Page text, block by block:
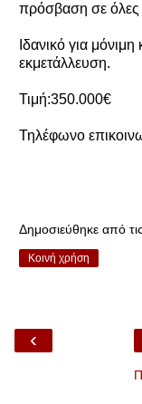
πρόσβαση σε όλες
Ιδανικό για
εκμετάλλευση.
Τιμή:350.000€
Τηλέφωνο
Δημοσιεύθηκε από
Κοινή χρήση
‹